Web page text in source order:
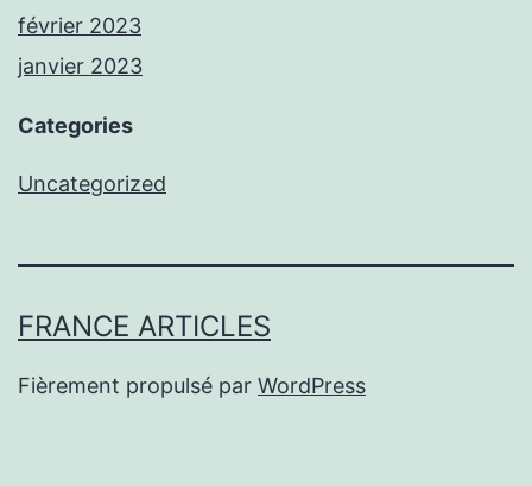
février 2023
janvier 2023
Categories
Uncategorized
FRANCE ARTICLES
Fièrement propulsé par WordPress